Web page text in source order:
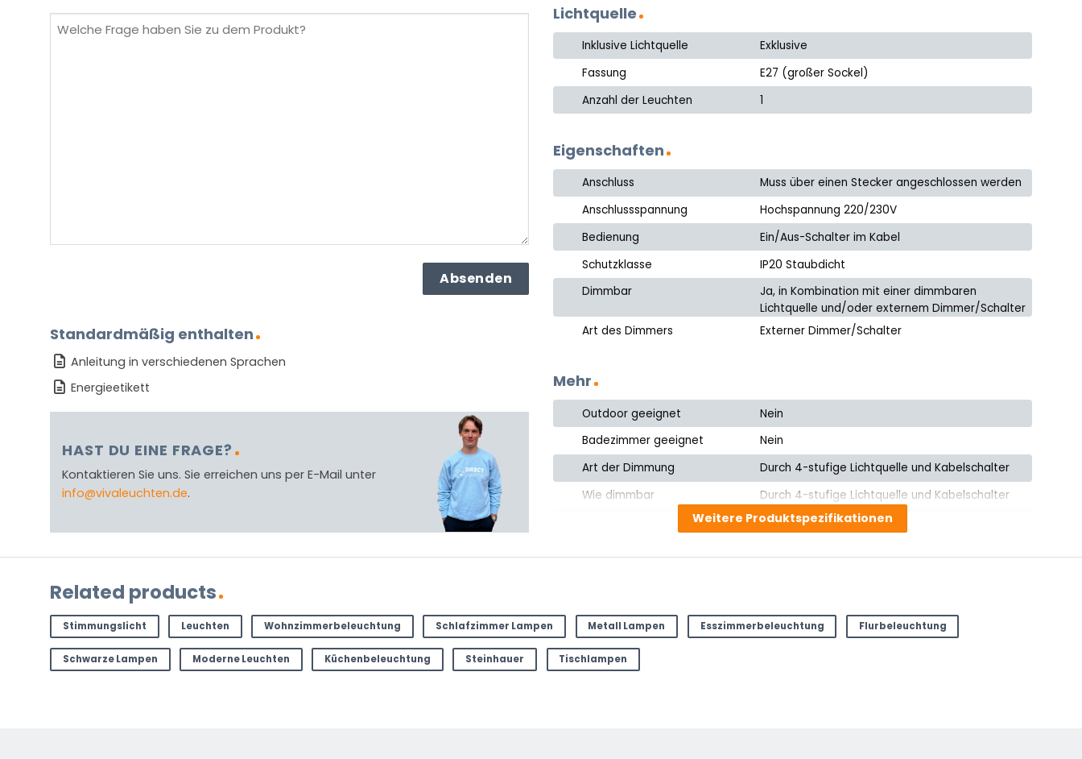
Welche
Standardmäßig enthalten
Anleitung in verschiedenen Sprachen
Energieetikett
HAST DU EINE FRAGE?
Kontaktieren Sie uns. Sie erreichen uns per E-Mail unter
info@vivaleuchten.de.
Lichtquelle
Inklusive Lichtquelle
Exklusive
Fassung
E27 (großer Sockel)
Anzahl der Leuchten
1
Eigenschaften
Anschluss
Muss über einen Stecker angeschlossen werden
Anschlussspannung
Hochspannung 220/230V
Bedienung
Ein/Aus-Schalter im Kabel
Schutzklasse
IP20 Staubdicht
Dimmbar
Ja, in Kombination mit einer dimmbaren
Lichtquelle und/oder externem Dimmer/Schalter
Art des Dimmers
Externer Dimmer/Schalter
Mehr
Outdoor geeignet
Nein
Badezimmer geeignet
Nein
Art der Dimmung
Durch 4-stufige Lichtquelle und Kabelschalter
Wie dimmbar
Durch 4-stufige Lichtquelle und Kabelschalter
Ja, einschließlich Kabel
Weitere Produktspezifikationen
Related products
Stimmungslicht Leuchten Wohnzimmerbeleuchtung Schlafzimmer Lampen Metall Lampen Esszimmerbeleuchtung Flurbeleuchtung
Schwarze Lampen Moderne Leuchten Küchenbeleuchtung Steinhauer Tischlampen